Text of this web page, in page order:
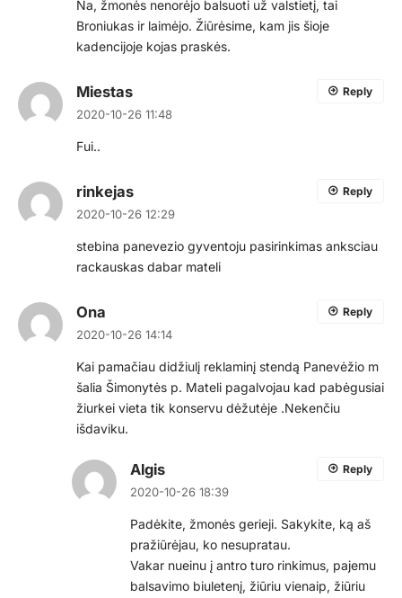
Na, žmonės nenorėjo balsuoti už valstietį, tai
Broniukas ir laimėjo. Žiūrėsime, kam jis šioje
kadencijoje kojas praskės.
Miestas
2020-10-26 11:48
Fui..
Reply
rinkejas
2020-10-26 12:29
stebina panevezio gyventoju pasirinkimas anksciau
rackauskas dabar mateli
Reply
Ona
2020-10-26 14:14
Kai pamačiau didžiulį reklaminį stendą Panevėžio m
šalia Šimonytės p. Mateli pagalvojau kad pabėgusiai
žiurkei vieta tik konservu dėžutėje .Nekenčiu
išdaviku.
Reply
Algis
2020-10-26 18:39
Padėkite, žmonės gerieji. Sakykite, ką aš
pražiūrėjau, ko nesupratau.
Vakar nueinu į antro turo rinkimus, pajemu
balsavimo biuletenį, žiūriu vienaip, žiūriu
Reply